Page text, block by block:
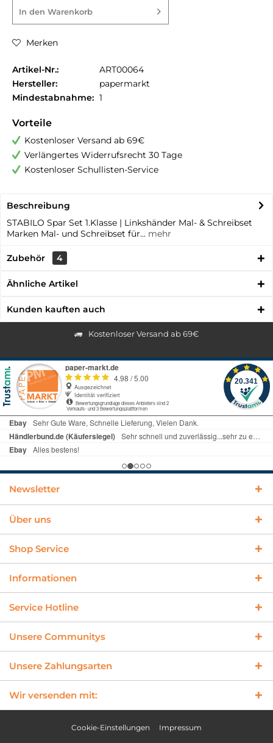
In den Warenkorb
Merken
Artikel-Nr.:
ART00064
Hersteller:
papermarkt
Mindestabnahme: 1
Vorteile
Kostenloser Versand ab 69€
Verlängertes Widerrufsrecht 30 Tage
Kostenloser Schullisten-Service
Beschreibung
STABILO Spar Set 1.Klasse | Linkshänder Mal- & Schreibset
Marken Mal- und Schreibset für... mehr
Zubehör 4
Ähnliche Artikel
Kunden kauften auch
Kostenloser Versand ab 69€
Newsletter
Über uns
Shop Service
Informationen
Service Hotline
Unsere Communitys
Unsere Zahlungsarten
Wir versenden mit:
Cookie-Einstellungen Impressum